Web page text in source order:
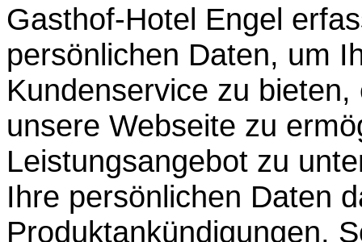
Gasthof-Hotel Engel
persönlichen Daten, um
Kundenservice zu
unsere Webseite zu
Leistungsangebot zu
Ihre persönlichen Daten
Produktankündigungen,